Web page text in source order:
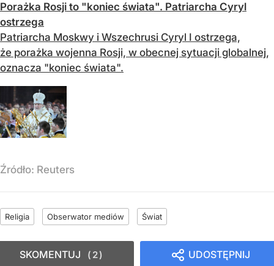
Porażka Rosji to "koniec świata". Patriarcha Cyryl
ostrzega
Patriarcha Moskwy i Wszechrusi Cyryl I ostrzega,
że porażka wojenna Rosji, w obecnej sytuacji globalnej,
oznacza "koniec świata".
Źródło: Reuters
Religia Obserwator mediów Świat
UDOSTĘPNIJ
SKOMENTUJ 2